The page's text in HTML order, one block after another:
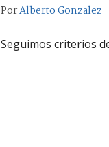
PorAlberto Gonzalez
Seguimos criterios